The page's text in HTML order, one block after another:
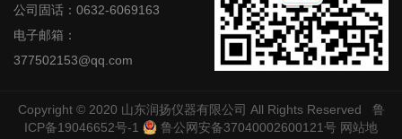
公司固话：0632-6069163
电子邮箱：
377502153@qq.com
Copyright © 2020 山东润扬仪器有限公司 All Rights Reserved 鲁
ICP备19046652号-1
鲁公网安备37040002600121号 网站地